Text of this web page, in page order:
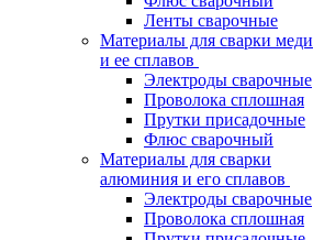
Ленты сварочные
Материалы для сварки меди
и ее сплавов
Электроды сварочные
Проволока сплошная
Прутки присадочные
Флюс сварочный
Материалы для сварки
алюминия и его сплавов
Электроды сварочные
Проволока сплошная